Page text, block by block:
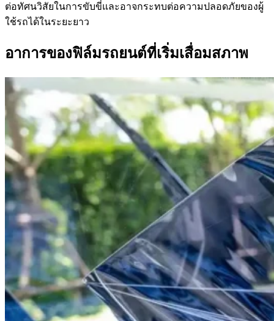
ต่อทัศนวิสัยในการขับขี่และอาจกระทบต่อความปลอดภัยของผู้
ใช้รถได้ในระยะยาว
อาการของฟิล์มรถยนต์ที่เริ่มเสื่อมสภาพ